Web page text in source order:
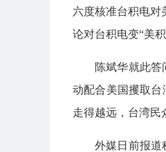
六度核准台积电对
论对台积电变“美积
陈斌华就此
动配合美国攫取台
走得越远，台湾民
外媒日前报道